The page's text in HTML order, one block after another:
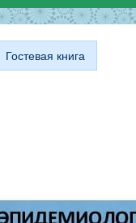
Гостевая книга